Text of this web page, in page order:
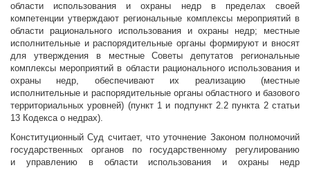
области использования и охраны недр в пределах своей
компетенции утверждают региональные комплексы мероприятий в
области рационального использования и охраны недр; местные
исполнительные и распорядительные органы формируют и вносят
для утверждения в местные Советы депутатов региональные
комплексы мероприятий в области рационального использования и
охраны недр, обеспечивают их реализацию (местные
исполнительные и распорядительные органы областного и базового
территориальных уровней) (пункт 1 и подпункт 2.2 пункта 2 статьи
13 Кодекса о недрах).
Конституционный Суд считает, что уточнение Законом полномочий
государственных органов по государственному регулированию
и управлению в области использования и охраны недр